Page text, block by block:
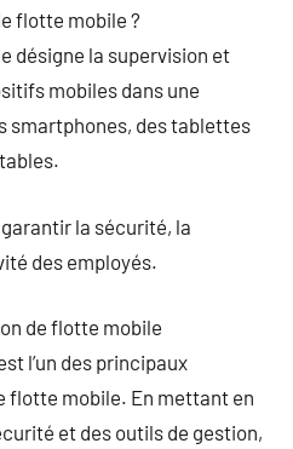
flotte mobile ?
désigne la supervision et
mobiles dans une
smartphones, des tablettes
la sécurité, la
des employés.
de flotte mobile
l’un des principaux
flotte mobile. En mettant en
et des outils de gestion,